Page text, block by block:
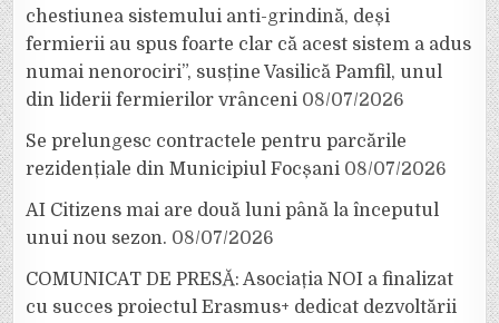
chestiunea sistemului anti-grindină, deși
fermierii au spus foarte clar că acest sistem a adus
numai nenorociri”, susține Vasilică Pamfil, unul
din liderii fermierilor vrânceni 08/07/2026
Se prelungesc contractele pentru parcările
rezidențiale din Municipiul Focșani 08/07/2026
AI Citizens mai are două luni până la începutul
unui nou sezon. 08/07/2026
COMUNICAT DE PRESĂ: Asociația NOI a finalizat
cu succes proiectul Erasmus+ dedicat dezvoltării